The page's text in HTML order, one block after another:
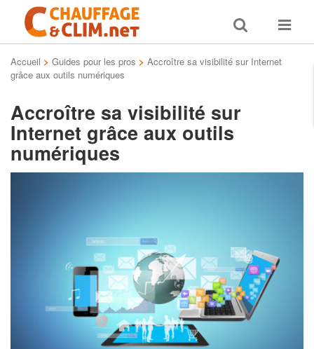
Toggle
search
Toggle
Accueil > Guides pour les pros > Accroître sa visibilité sur Internet
grâce aux outils numériques
Accroître sa visibilité sur
Internet grâce aux outils
numériques